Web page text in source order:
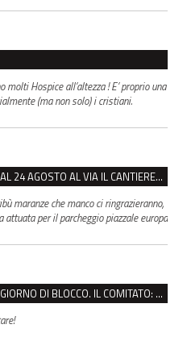
Hospice all’altezza ! E’ proprio una
(ma non solo) i cristiani.
REGGIO. PORTA SANTA CROCE, DAL 24 AGOSTO AL VIA IL CANTIERE PER IL NUOVO COLLETTORE FOGNARIO
maranze che manco ci ringrazieranno,
per il parcheggio piazzale europa
BOSCO OSPIZIO REGGIO, TERZO GIORNO DI BLOCCO. IL COMITATO: “PRESIDIO FINO A VENERDÌ”